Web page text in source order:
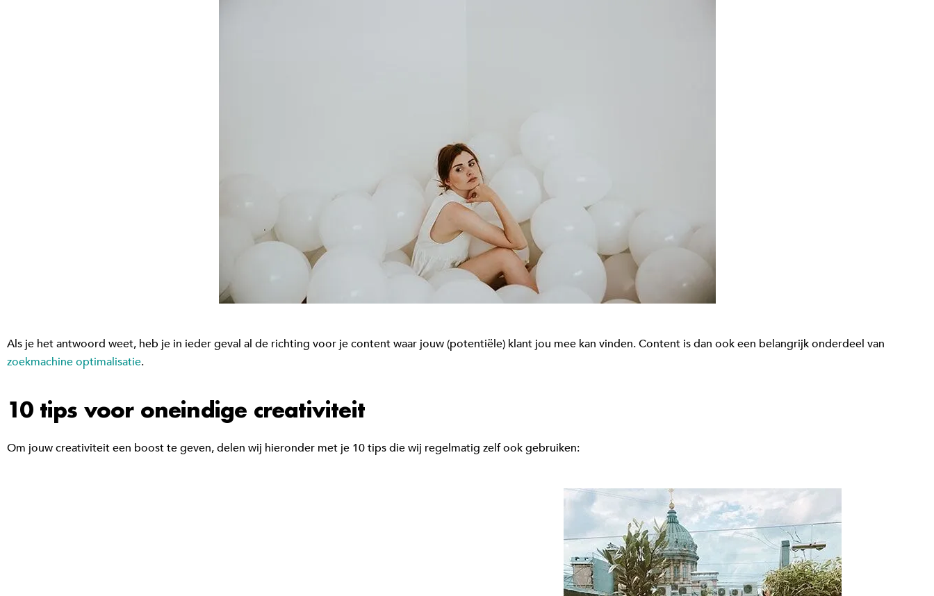
Als je het antwoord weet, heb je in ieder geval al de richting voor je content waar jouw (potentiële) klant jou mee kan vinden. Content is dan ook een belangrijk onderdeel van
zoekmachine optimalisatie.
10 tips voor oneindige creativiteit
Om jouw creativiteit een boost te geven, delen wij hieronder met je 10 tips die wij regelmatig zelf ook gebruiken: